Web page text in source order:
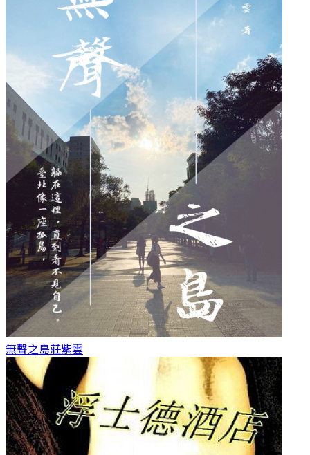
無聲之島莊紫雲